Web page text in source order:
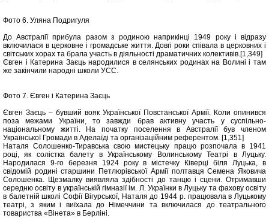
Фото 6. Уляна Подригуля
До Австралії прибула разом з родиною наприкінці 1949 року і відразу
включилася в церковне і громадське життя. Довгі роки співала в церковних і
світських хорах та брала участь в діяльності драматичних колективів.[1,349]
Євген і Катерина Заєць народилися в селянських родинах на Волині і там
же закінчили народні школи УСС.
Фото 7. Євген і Катерина Заєць
Євген Заєць – бувший вояк Української Повстанської Армії. Коли опинився
поза межами України, то завжди брав активну участь у суспільно-
національному житті. На початку поселення в Австралії був членом
Української Громади в Аделаїді та організаційним референтом. [1,351]
Наталя Солошенко-Тиравська свою мистецьку працю розпочала в 1941
році, як солістка балету в Українському Волинському Театрі в Луцьку.
Народилася 9-го березня 1924 року в містечку Ківерці біля Луцька, в
свідомій родині старшини Петлюрівської Армії полтавця Семена Яковича
Солошенка. Щезмалку виявляла здібності до танцю і сцени. Отримавши
середню освіту в українській гімназії ім. Л. Українки в Луцьку та фахову освіту
в балетній школі Софії Вігурської, Наталя до 1944 р. працювала в Луцькому
театрі, з яким і виїхала до Німеччини та включилася до театрального
товариства «Вінета» в Берліні.